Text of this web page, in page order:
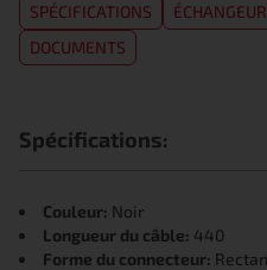
SPÉCIFICATIONS
DOCUMENTS
Spécifications:
Couleur: Noir
Longueur du câble: 440
Forme du connecteur: